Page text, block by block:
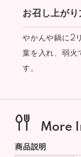
お召し上がり
やかんや鍋に2
葉を入れ、弱
す。
More
商品説明